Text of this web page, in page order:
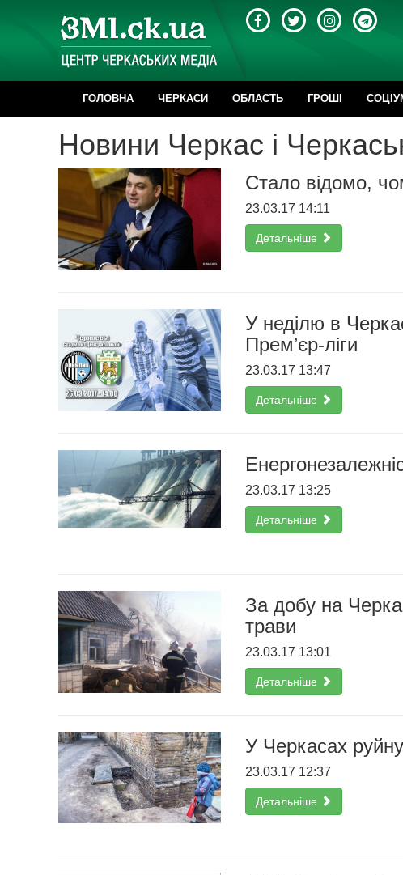
ГОЛОВНА ЧЕРКАСИ ОБЛАСТЬ ГРОШІ
Новини Черкас і
Стало відомо,
23.03.17 14:11
Детальніше
У неділю в
Прем’єр-ліги
23.03.17 13:47
Детальніше
23.03.17 13:25
Детальніше
За добу на
трави
23.03.17 13:01
Детальніше
У Черкасах
23.03.17 12:37
Детальніше